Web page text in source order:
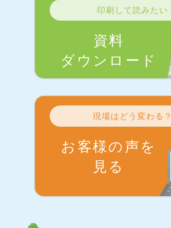
印刷して読みたい
資料
ダウンロード
現場はどう変わる？
お客様の声を
見る